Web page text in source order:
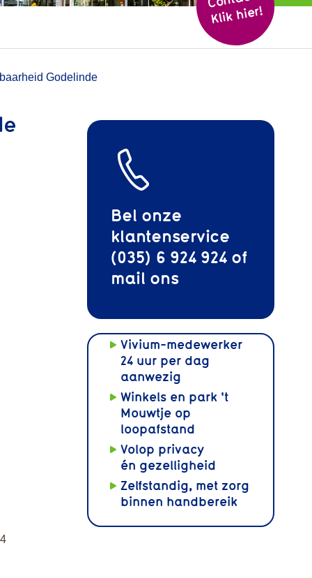
Klik hier!
Godelinde
Bel onze
klantenservice
(035) 6 924 924 of
mail ons
Vivium-medewerker
24 uur per dag
aanwezig
Winkels en park 't
Mouwtje op
loopafstand
Volop privacy
én gezelligheid
Zelfstandig, met zorg
binnen handbereik